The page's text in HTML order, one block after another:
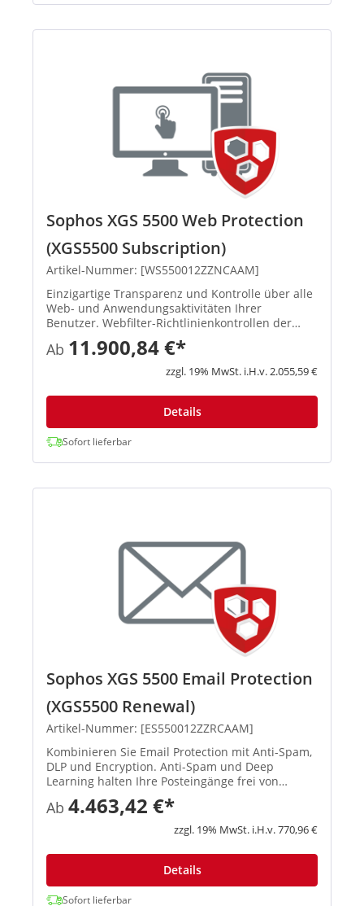
Sophos XGS 5500 Web Protection
(XGS5500 Subscription)
Artikel-Nummer: [WS550012ZZNCAAM]
Einzigartige Transparenz und Kontrolle über alle
Web- und Anwendungsaktivitäten Ihrer
Benutzer. Webfilter-Richtlinienkontrollen der
Enterprise-Klasse und einzigartiger Schutz mit
benutzer- und gruppenbasierten Next-Gen-
Anwendungskontrollen. Leistungs...
Ab 11.900,84 €*
zzgl. 19% MwSt. i.H.v. 2.055,59 €
Details
Sofort lieferbar
Sophos XGS 5500 Email Protection
(XGS5500 Renewal)
Artikel-Nummer: [ES550012ZZRCAAM]
Kombinieren Sie Email Protection mit Anti-Spam,
DLP und Encryption. Anti-Spam und Deep
Learning halten Ihre Posteingänge frei von
Bedrohungen, Spam und Phishing-Angriffen. DLP
und Verschlüsselungs-Technologien schützen
Ihre sensiblen Daten. Integrier...
Ab 4.463,42 €*
zzgl. 19% MwSt. i.H.v. 770,96 €
Details
Sofort lieferbar